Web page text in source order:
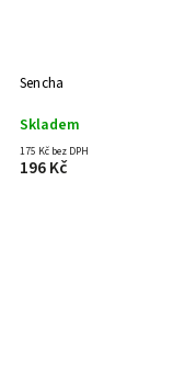
Sencha
Skladem
175 Kč bez DPH
196 Kč